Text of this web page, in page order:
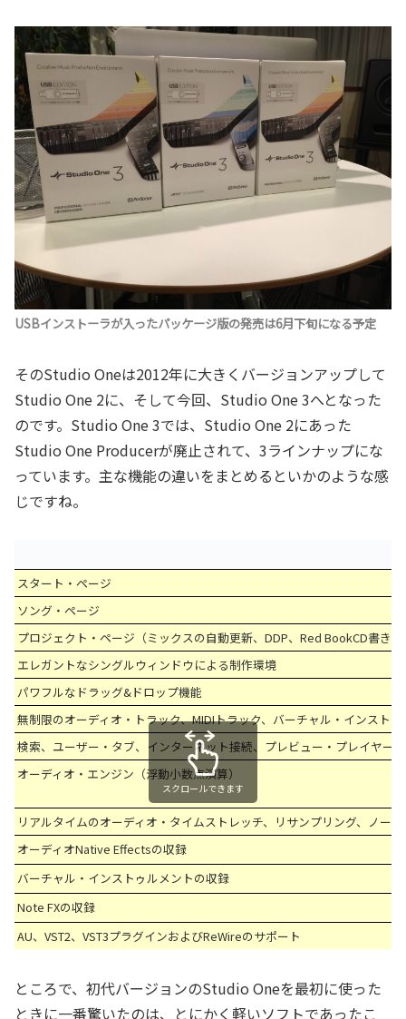
USBインストーラが入ったパッケージ版の発売は6月下旬になる予定
そのStudio Oneは2012年に大きくバージョンアップして
Studio One 2に、そして今回、Studio One 3へとなった
のです。Studio One 3では、Studio One 2にあった
Studio One Producerが廃止されて、3ラインナップにな
っています。主な機能の違いをまとめるといかのような感
じですね。
スタート・ページ
ソング・ページ
プロジェクト・ページ（ミックスの自動更新、DDP、Red BookCD書き
エレガントなシングルウィンドウによる制作環境
パワフルなドラッグ&ドロップ機能
無制限のオーディオ・トラック、MIDIトラック、バーチャル・インスト
検索、ユーザー・タブ、インターネット接続、プレビュー・プレイヤー
オーディオ・エンジン（浮動小数点演算）
リアルタイムのオーディオ・タイムストレッチ、リサンプリング、ノー
オーディオNative Effectsの収録
バーチャル・インストゥルメントの収録
Note FXの収録
AU、VST2、VST3プラグインおよびReWireのサポート
スクロールできます
ところで、初代バージョンのStudio Oneを最初に使った
ときに一番驚いたのは、とにかく軽いソフトであったこ